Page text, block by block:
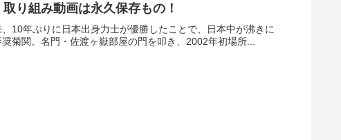
り組み動画は永久保存もの！
10年ぶりに日本出身力士が優勝したことで、日本中が沸きに
菊関。名門・佐渡ヶ嶽部屋の門を叩き、2002年初場所...